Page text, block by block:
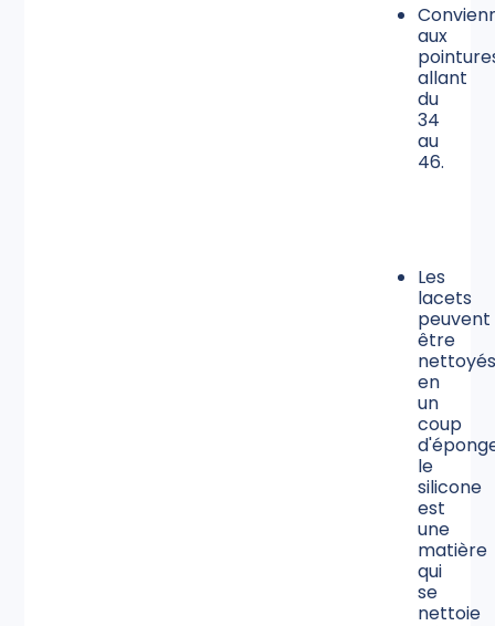
aux
allant
du
34
au
46.
Les
lacets
peuvent
être
en
un
coup
le
silicone
est
une
matière
qui
se
nettoie